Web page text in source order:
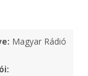
Magyar Rádió